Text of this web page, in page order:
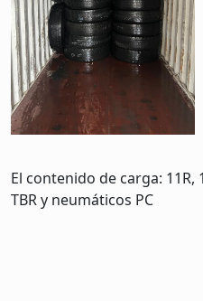
El contenido de carga: 11R,
TBR y neumáticos PC